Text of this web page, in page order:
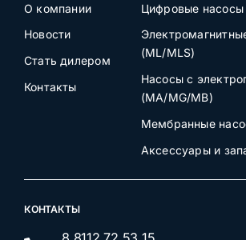
О компании
Новости
Стать дилером
Контакты
Цифровые насосы
(ML/MLS)
Насосы с
(MA/MG/MB)
Мембранные
Аксессуары и
КОНТАКТЫ